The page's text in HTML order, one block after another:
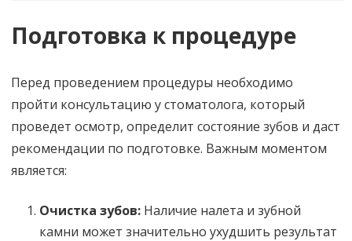
Подготовка к процедуре
Перед проведением процедуры необходимо
пройти консультацию у стоматолога, который
проведет осмотр, определит состояние зубов и даст
рекомендации по подготовке. Важным моментом
является:
Очистка зубов: Наличие налета и зубной
камни может значительно ухудшить результат